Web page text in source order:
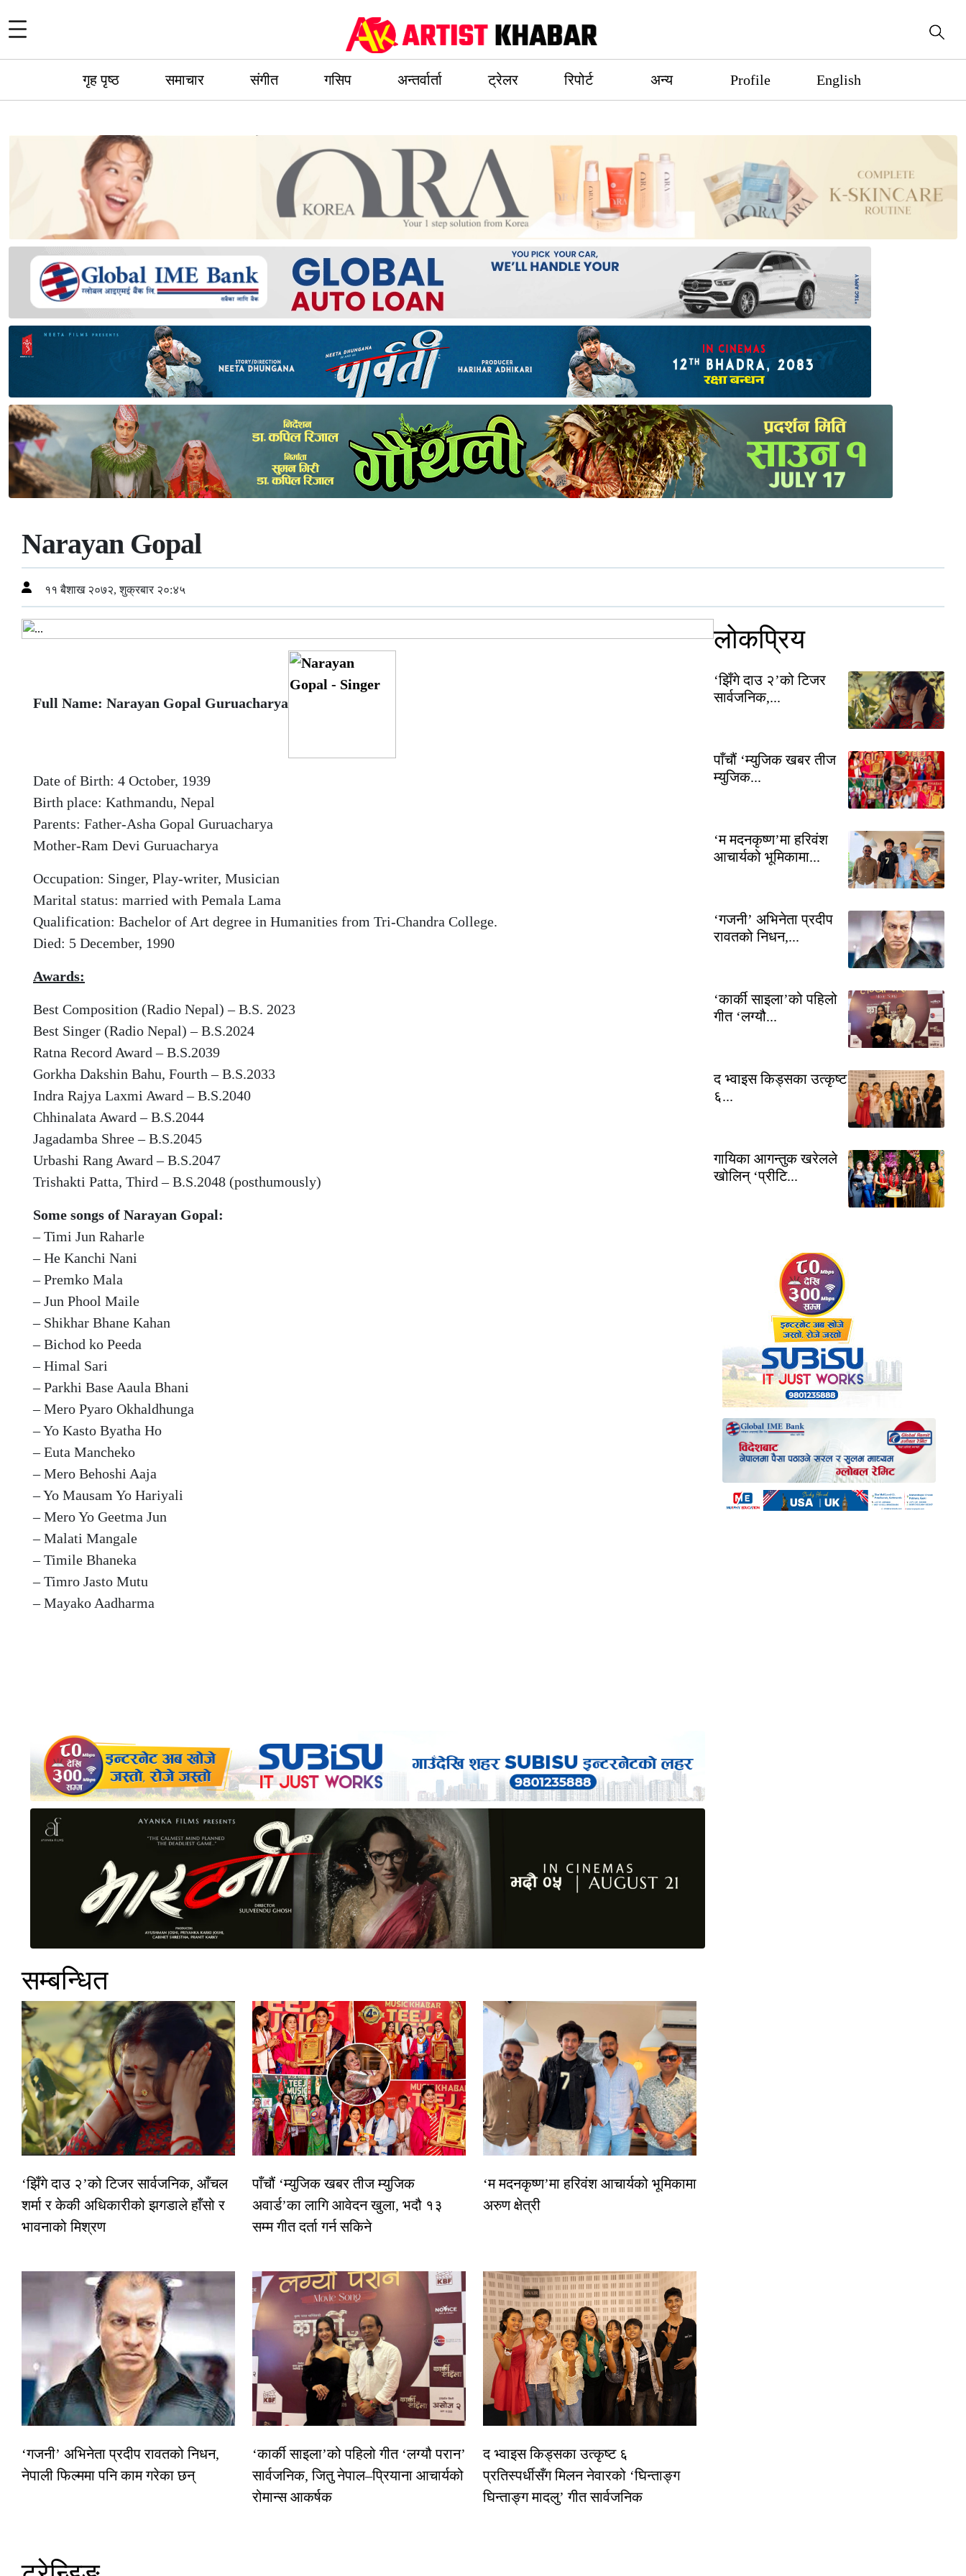
गृह पृष्ठ समाचार संगीत गसिप अन्तर्वार्ता ट्रेलर रिपोर्ट अन्य Profile English
Narayan Gopal
११ बैशाख २०७२, शुक्रबार २०:४५
Full Name: Narayan Gopal Guruacharya
Date of Birth: 4 October, 1939
Birth place: Kathmandu, Nepal
Parents: Father-Asha Gopal Guruacharya
Mother-Ram Devi Guruacharya
Occupation: Singer, Play-writer, Musician
Marital status: married with Pemala Lama
Qualification: Bachelor of Art degree in Humanities from Tri-Chandra College.
Died: 5 December, 1990
Awards:
Best Composition (Radio Nepal) – B.S. 2023
Best Singer (Radio Nepal) – B.S.2024
Ratna Record Award – B.S.2039
Gorkha Dakshin Bahu, Fourth – B.S.2033
Indra Rajya Laxmi Award – B.S.2040
Chhinalata Award – B.S.2044
Jagadamba Shree – B.S.2045
Urbashi Rang Award – B.S.2047
Trishakti Patta, Third – B.S.2048 (posthumously)
Some songs of Narayan Gopal:
– Timi Jun Raharle
– He Kanchi Nani
– Premko Mala
– Jun Phool Maile
– Shikhar Bhane Kahan
– Bichod ko Peeda
– Himal Sari
– Parkhi Base Aaula Bhani
– Mero Pyaro Okhaldhunga
– Yo Kasto Byatha Ho
– Euta Mancheko
– Mero Behoshi Aaja
– Yo Mausam Yo Hariyali
– Mero Yo Geetma Jun
– Malati Mangale
– Timile Bhaneka
– Timro Jasto Mutu
– Mayako Aadharma
सम्बन्धित
‘झिँगे दाउ २’को टिजर सार्वजनिक, आँचल
शर्मा र केकी अधिकारीको झगडाले हाँसो र
भावनाको मिश्रण
पाँचौं ‘म्युजिक खबर तीज म्युजिक
अवार्ड’का लागि आवेदन खुला, भदौ १३
सम्म गीत दर्ता गर्न सकिने
‘म मदनकृष्ण’मा हरिवंश आचार्यको भूमिकामा
अरुण क्षेत्री
‘गजनी’ अभिनेता प्रदीप रावतको निधन,
नेपाली फिल्ममा पनि काम गरेका छन्
‘कार्की साइला’को पहिलो गीत ‘लग्यौ परान’
सार्वजनिक, जितु नेपाल–प्रियाना आचार्यको
रोमान्स आकर्षक
द भ्वाइस किड्सका उत्कृष्ट ६
प्रतिस्पर्धीसँग मिलन नेवारको ‘घिन्ताङ्ग
घिन्ताङ्ग मादलु’ गीत सार्वजनिक
लोकप्रिय
‘झिँगे दाउ २’को टिजर
सार्वजनिक,...
पाँचौं ‘म्युजिक खबर तीज
म्युजिक...
‘म मदनकृष्ण’मा हरिवंश
आचार्यको भूमिकामा...
‘गजनी’ अभिनेता प्रदीप
रावतको निधन,...
‘कार्की साइला’को पहिलो
गीत ‘लग्यौ...
द भ्वाइस किड्सका उत्कृष्ट
६...
गायिका आगन्तुक खरेलले
खोलिन् ‘प्रीटि...